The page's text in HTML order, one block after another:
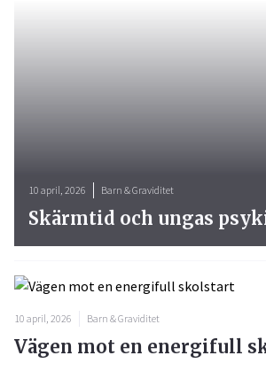
10 april, 2026 Barn & Graviditet
Vägen mot en energifull
10 april, 2026 Barn & Graviditet
Skärmtid och ungas